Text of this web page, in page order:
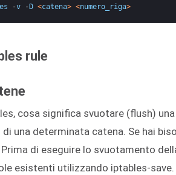
-v - D <catena> <numero_riga>
cosa significa svuotare (flush)
una determinata catena. Se hai
di eseguire lo svuotamento
esistenti utilizzando iptables-